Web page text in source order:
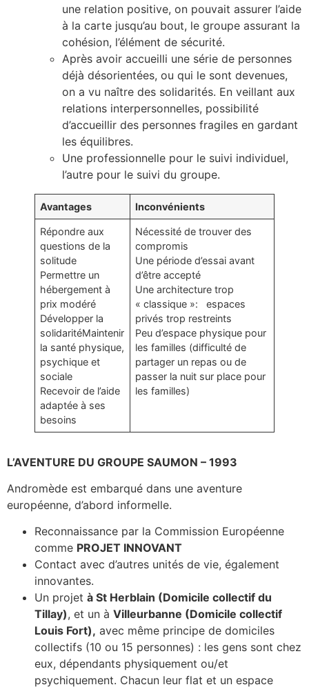
une relation positive, on pouvait assurer l’aide
à la carte jusqu’au bout, le groupe assurant la
cohésion, l’élément de sécurité.
Après avoir accueilli une série de personnes
déjà désorientées, ou qui le sont devenues,
on a vu naître des solidarités. En veillant aux
relations interpersonnelles, possibilité
d’accueillir des personnes fragiles en gardant
les équilibres.
Une professionnelle pour le suivi individuel,
l’autre pour le suivi du groupe.
Avantages Inconvénients
Répondre aux
questions de la
solitude
Permettre un
hébergement à
prix modéré
Développer la
solidaritéMaintenir
la santé physique,
psychique et
sociale
Recevoir de l’aide
adaptée à ses
besoins
Nécessité de trouver des
compromis
Une période d’essai avant
d’être accepté
Une architecture trop
« classique »: espaces
privés trop restreints
Peu d’espace physique pour
les familles (difficulté de
partager un repas ou de
passer la nuit sur place pour
les familles)
L’AVENTURE DU GROUPE SAUMON – 1993
Andromède est embarqué dans une aventure
européenne, d’abord informelle.
Reconnaissance par la Commission Européenne
comme PROJET INNOVANT
Contact avec d’autres unités de vie, également
innovantes.
Un projet à St Herblain (Domicile collectif du
Tillay), et un à Villeurbanne (Domicile collectif
Louis Fort), avec même principe de domiciles
collectifs (10 ou 15 personnes) : les gens sont chez
eux, dépendants physiquement ou/et
psychiquement. Chacun leur flat et un espace